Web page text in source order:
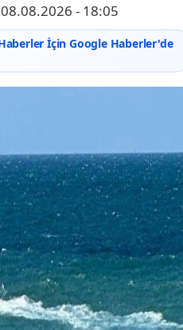
08.08.2026 - 18:05
İçin Google Haberler'de